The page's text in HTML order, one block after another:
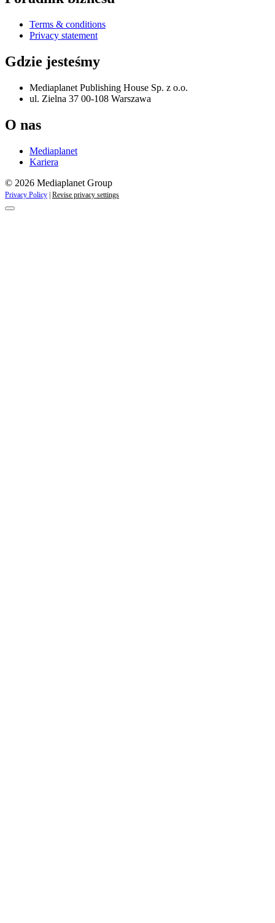
Terms & conditions
Privacy statement
Gdzie jesteśmy
Mediaplanet Publishing House Sp. z o.o.
ul. Zielna 37 00-108 Warszawa
O nas
Mediaplanet
Kariera
© 2026 Mediaplanet Group
Privacy Policy | Revise privacy settings